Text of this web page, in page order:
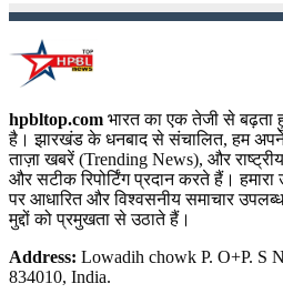
hpbltop.com भारत का एक तेजी से बढ़ता
है। झारखंड के धनबाद से संचालित, हम अपने
ताज़ा खबरें (Trending News), और
और सटीक रिपोर्टिंग प्रदान करते हैं। हमारा
पर आधारित और विश्वसनीय समाचार
मुद्दों को प्रमुखता से उठाते हैं।
Address: Lowadih chowk P. O+P. S
834010, India.